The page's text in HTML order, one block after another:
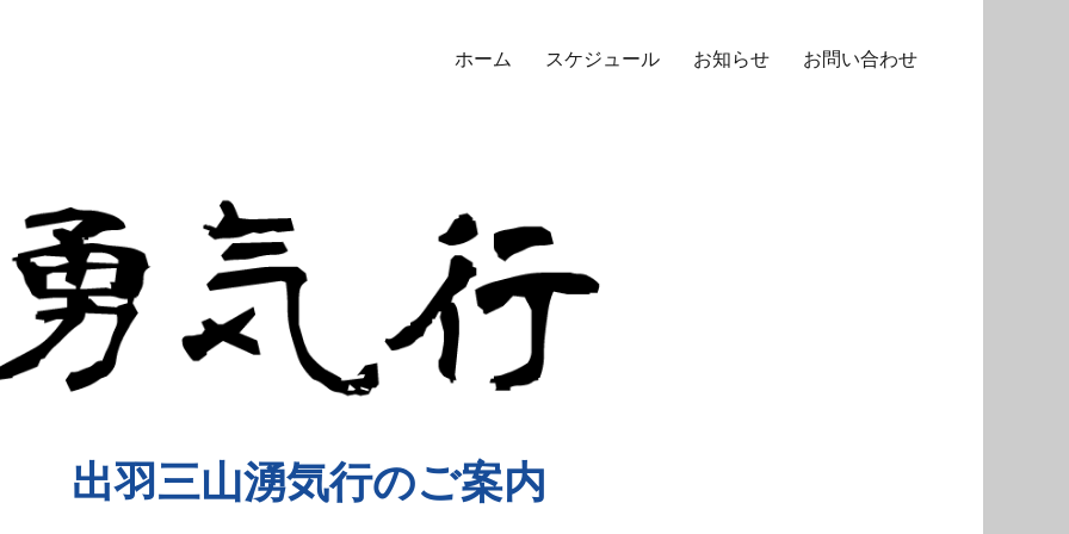
ホーム スケジュール お知らせ お問い合わせ
出羽三山湧気行のご案内